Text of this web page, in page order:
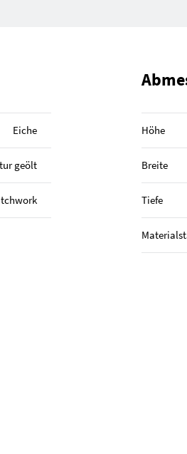
Eiche
geölt
Höhe
Breite
Tiefe